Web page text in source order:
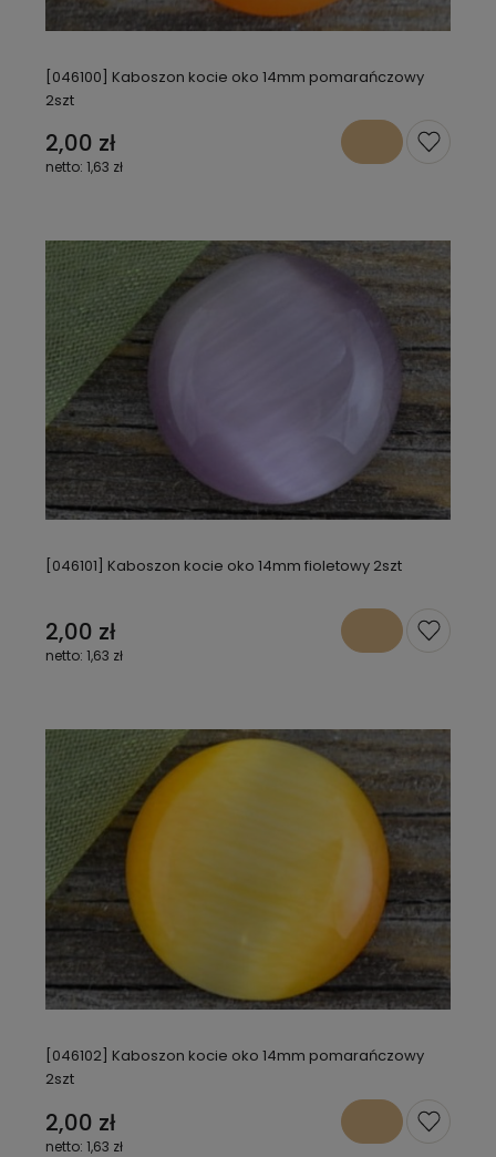
[046100] Kaboszon kocie oko 14mm pomarańczowy
2szt
2,00 zł
1,63 zł
[046101] Kaboszon kocie oko 14mm fioletowy 2szt
2,00 zł
1,63 zł
[046102] Kaboszon kocie oko 14mm pomarańczowy
2szt
2,00 zł
1,63 zł